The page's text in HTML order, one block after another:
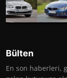
Bülten
En son haberleri,